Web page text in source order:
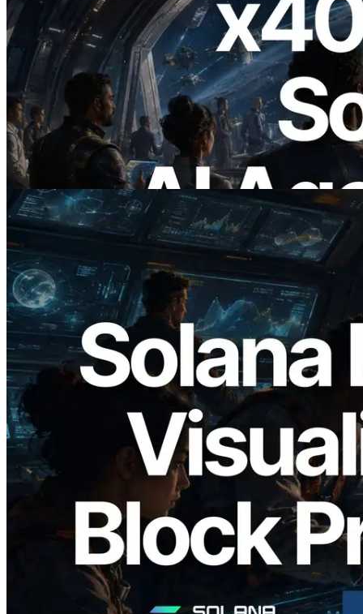
2026.07.04
ERPC lança Solana RPC com suporte a
x402 — A era em que agentes de IA
pagam sob demanda pelas APIs de que
precisam
Ler este artigo
2026.05.24
Validators Solutions lança Solana Block
Analyzer — Visualizando o tempo de
produção de bloco por slot e o validador
responsável